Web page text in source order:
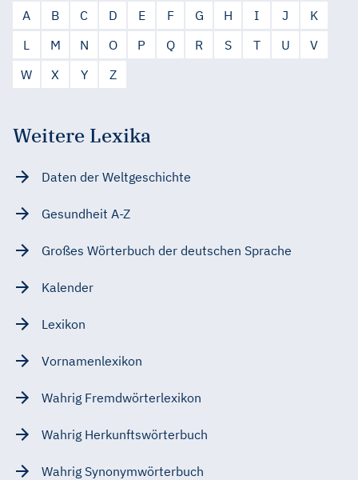
A B C D E F G H I J
K
L
M N O P Q R S T U
V
W
X Y Z
Weitere Lexika
Daten der Weltgeschichte
Gesundheit A-Z
Großes Wörterbuch der deutschen Sprache
Kalender
Lexikon
Vornamenlexikon
Wahrig Fremdwörterlexikon
Wahrig Herkunftswörterbuch
Wahrig Synonymwörterbuch